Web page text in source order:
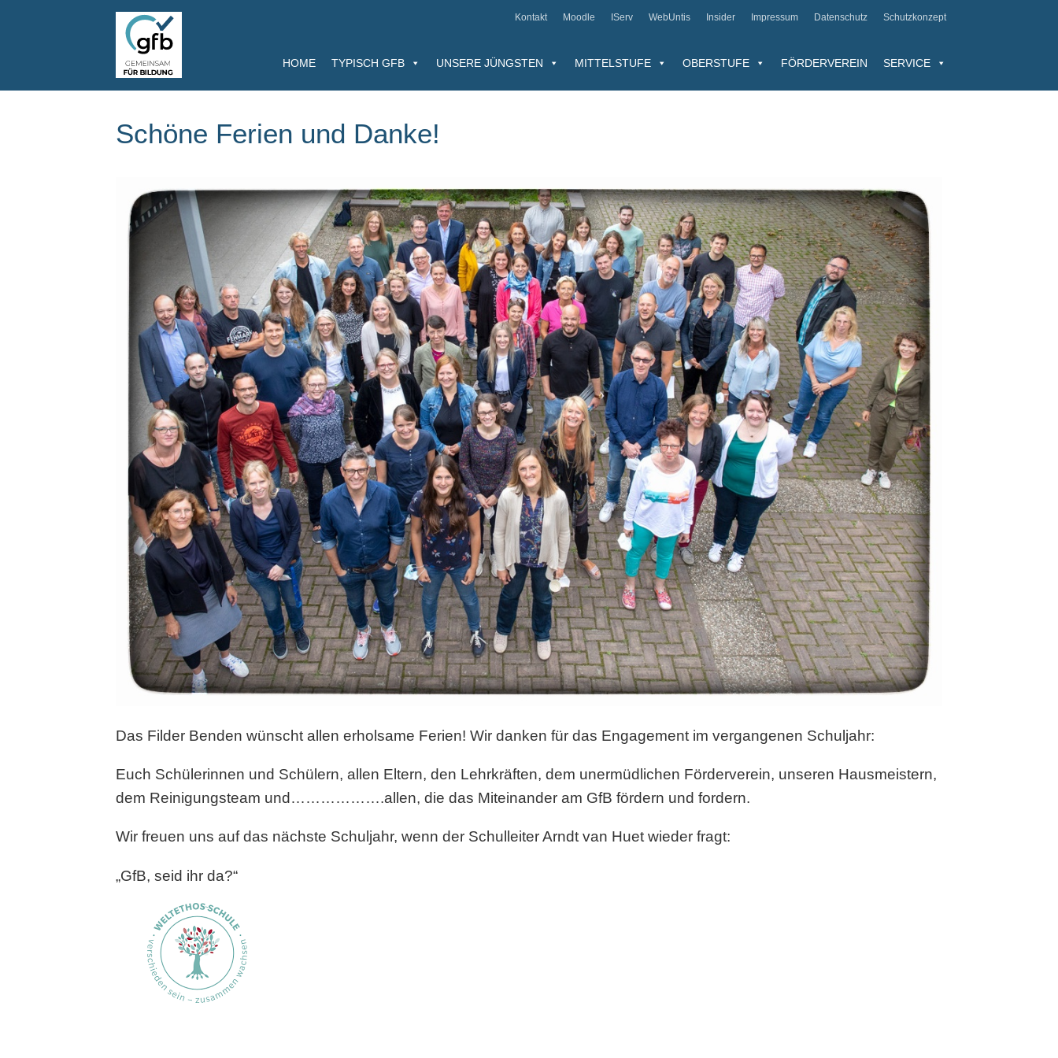
Kontakt Moodle IServ WebUntis Insider Impressum Datenschutz Schutzkonzept
HOME TYPISCH GFB UNSERE JÜNGSTEN MITTELSTUFE OBERSTUFE FÖRDERVEREIN SERVICE
Schöne Ferien und Danke!
Das Filder Benden wünscht allen erholsame Ferien! Wir danken für das Engagement im vergangenen Schuljahr:
Euch Schülerinnen und Schülern, allen Eltern, den Lehrkräften, dem unermüdlichen Förderverein, unseren Hausmeistern,
dem Reinigungsteam und……………….allen, die das Miteinander am GfB fördern und fordern.
Wir freuen uns auf das nächste Schuljahr, wenn der Schulleiter Arndt van Huet wieder fragt:
„GfB, seid ihr da?“